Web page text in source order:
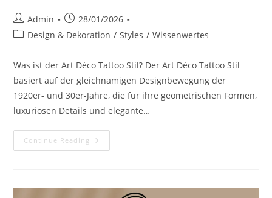
Post
author:
Admin
Post
published:
28/01/2026
PostDesign & Dekoration / Styles / Wissenwertes
Was ist der Art Déco Tattoo Stil? Der Art Déco Tattoo Stil
basiert auf der gleichnamigen Designbewegung der
1920er- und 30er-Jahre, die für ihre geometrischen Formen,
luxuriösen Details und elegante…
Continue Reading Art
Déco
Eleganz